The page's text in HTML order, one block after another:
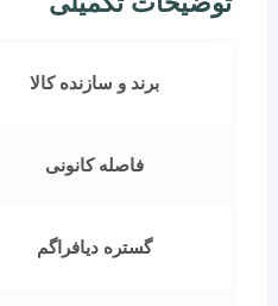
برند و سازنده کالا
فاصله کانونی
گستره دیافراگم